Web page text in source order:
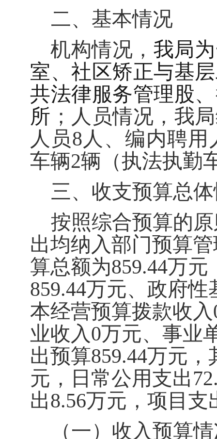
二、基本情况
机构情况， 我局
室、社区矫正与基
共法律服务管理股
所 ；人员情况，我
人员8人、编内聘
车辆2辆（执法执勤
三、收支预算总
按照综合预算的
出均纳入部门预算管
算总额为859.44万元
859.44万元、政府性
本经营预算拨款收入
业收入0万元、事业
出预算859.44万元，
元，日常公用支出
出8.56万元，项目支
（一）收入预算